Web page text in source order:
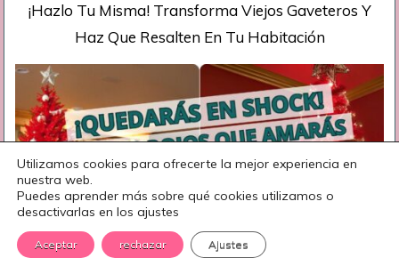
¡Hazlo Tu Misma! Transforma Viejos Gaveteros Y
Haz Que Resalten En Tu Habitación
Utilizamos cookies para ofrecerte la mejor experiencia en
nuestra web.
Puedes aprender más sobre qué cookies utilizamos o
desactivarlas en los ajustes
Aceptar rechazar Ajustes